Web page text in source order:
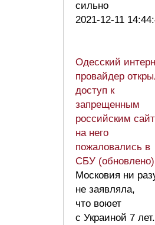
сильно
2021-12-11
Одесский
провайдер
доступ к
запрещенным
российским
на него
пожаловались в
СБУ (обновлено)
Московия ни
не заявляла,
что воюет
с Украиной 7 лет.